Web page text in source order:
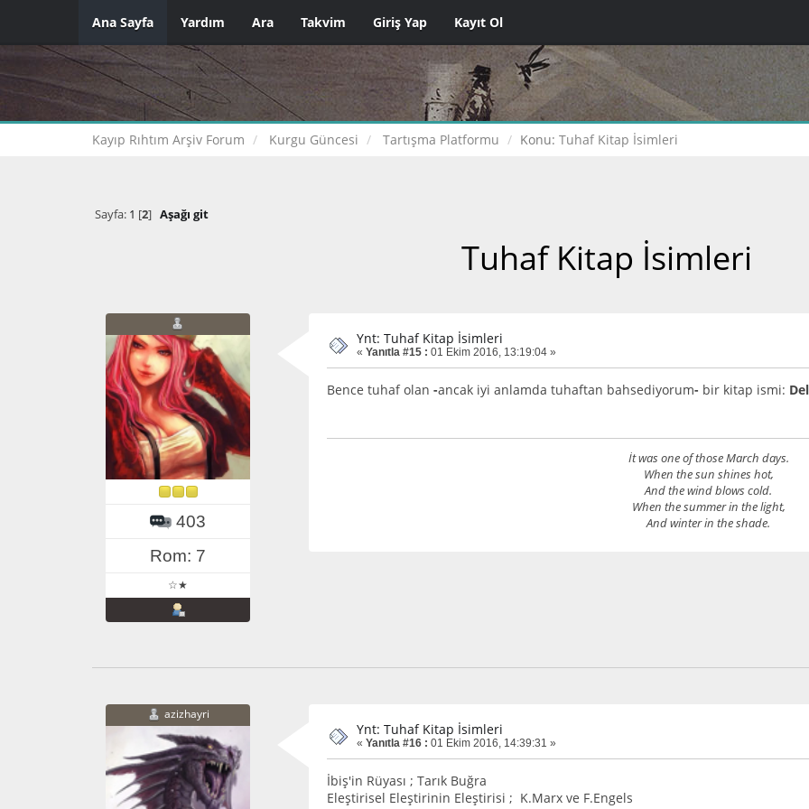
Ana Sayfa Yardım Ara Takvim Giriş Yap Kayıt Ol
Kayıp Rıhtım Arşiv Forum Kurgu Güncesi Tartışma Platformu Konu: Tuhaf Kitap İsimleri
Sayfa: 1 [2] Aşağı git
Tuhaf Kitap İsimleri
403
Rom: 7
☆★
Ynt: Tuhaf Kitap İsimleri
« Yanıtla #15 : 01 Ekim 2016, 13:19:04 »
Bence tuhaf olan -ancak iyi anlamda tuhaftan bahsediyorum- bir kitap ismi:
İt was one of those March days.
When the sun shines hot,
And the wind blows cold.
When the summer in the light,
And winter in the shade.
azizhayri
Ynt: Tuhaf Kitap İsimleri
« Yanıtla #16 : 01 Ekim 2016, 14:39:31 »
İbiş'in Rüyası ; Tarık Buğra
Eleştirisel Eleştirinin Eleştirisi ; K.Marx ve F.Engels